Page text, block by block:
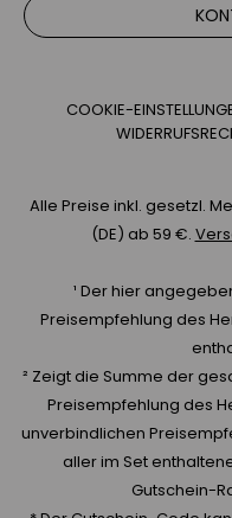
COOKIE-
Alle Preise inkl. gesetzl.
(DE) ab 59 €.
¹ Der hier
Preisempfehlung des
² Zeigt die Summe der
Preisempfehlung des
unverbindlichen
aller im Set
Gutschein-